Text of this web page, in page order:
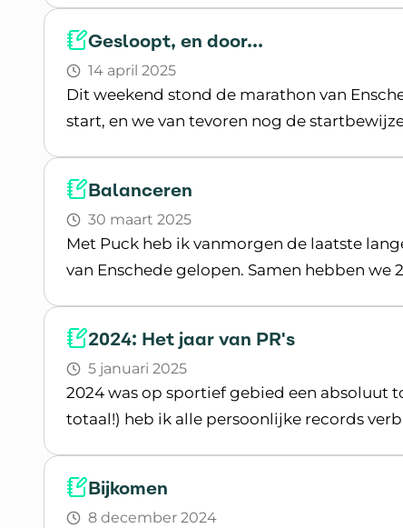
Gesloopt, en door...
14 april 2025
Dit weekend stond de marathon van
start, en we van tevoren nog de
Balanceren
30 maart 2025
Met Puck heb ik vanmorgen de laatste
van Enschede gelopen. Samen hebben we
2024: Het jaar van PR's
5 januari 2025
2024 was op sportief gebied een absoluut
totaal!) heb ik alle persoonlijke records
Bijkomen
8 december 2024